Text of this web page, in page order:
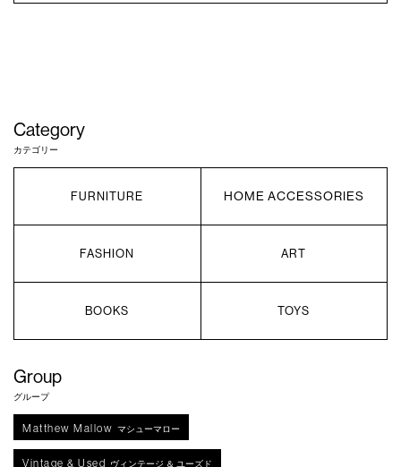
Category
カテゴリー
FURNITURE HOME ACCESSORIES
FASHION ART
BOOKS TOYS
Group
グループ
Matthew Mallow マシューマロー
Vintage & Used ヴィンテージ ＆ ユーズド